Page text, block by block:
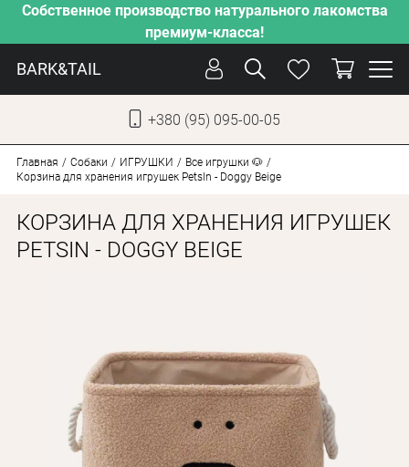
Собственное производство натурального лакомства
премиум-класса!
BARK&TAIL
+380 (95) 095-00-05
УХОД
ЗАБОТА
АКЦИИ
ДЛЯ КОТОВ
Оплата и доставка
Главная Собаки ИГРУШКИ
Все игрушки 🐶
Корзина для хранения игрушек PetsIn - Doggy Beige
КОРЗИНА ДЛЯ ХРАНЕНИЯ ИГРУШЕК
PETSIN - DOGGY BEIGE